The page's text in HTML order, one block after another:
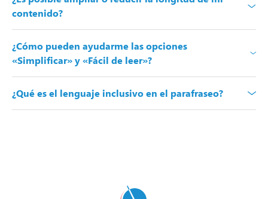
contenido?
¿Cómo pueden ayudarme las opciones
«Simplificar» y «Fácil de leer»?
¿Qué es el lenguaje inclusivo en el parafraseo?